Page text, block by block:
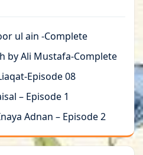
ul ain -Complete
by Ali Mustafa-Complete
Episode 08
– Episode 1
Adnan – Episode 2